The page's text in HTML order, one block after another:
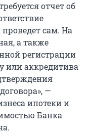
отчет об
сам. На
а также
регистрации
или аккредитива
—
ипотеки и
Банка